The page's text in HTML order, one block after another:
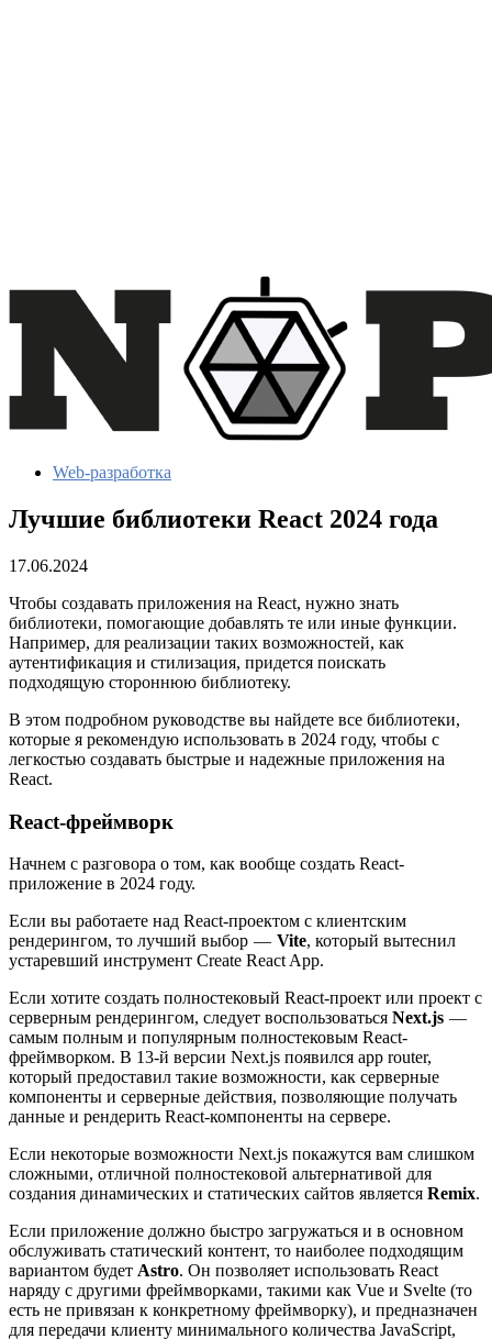
Web-разработка
Лучшие библиотеки React 2024 года
17.06.2024
Чтобы создавать приложения на React, нужно знать
библиотеки, помогающие добавлять те или иные функции.
Например, для реализации таких возможностей, как
аутентификация и стилизация, придется поискать
подходящую стороннюю библиотеку.
В этом подробном руководстве вы найдете все библиотеки,
которые я рекомендую использовать в 2024 году, чтобы с
легкостью создавать быстрые и надежные приложения на
React.
React-фреймворк
Начнем с разговора о том, как вообще создать React-
приложение в 2024 году.
Если вы работаете над React-проектом с клиентским
рендерингом, то лучший выбор — Vite, который вытеснил
устаревший инструмент Create React App.
Если хотите создать полностековый React-проект или проект с
серверным рендерингом, следует воспользоваться Next.js —
самым полным и популярным полностековым React-
фреймворком. В 13-й версии Next.js появился app router,
который предоставил такие возможности, как серверные
компоненты и серверные действия, позволяющие получать
данные и рендерить React-компоненты на сервере.
Если некоторые возможности Next.js покажутся вам слишком
сложными, отличной полностековой альтернативой для
создания динамических и статических сайтов является Remix.
Если приложение должно быстро загружаться и в основном
обслуживать статический контент, то наиболее подходящим
вариантом будет Astro. Он позволяет использовать React
наряду с другими фреймворками, такими как Vue и Svelte (то
есть не привязан к конкретному фреймворку), и предназначен
для передачи клиенту минимального количества JavaScript,